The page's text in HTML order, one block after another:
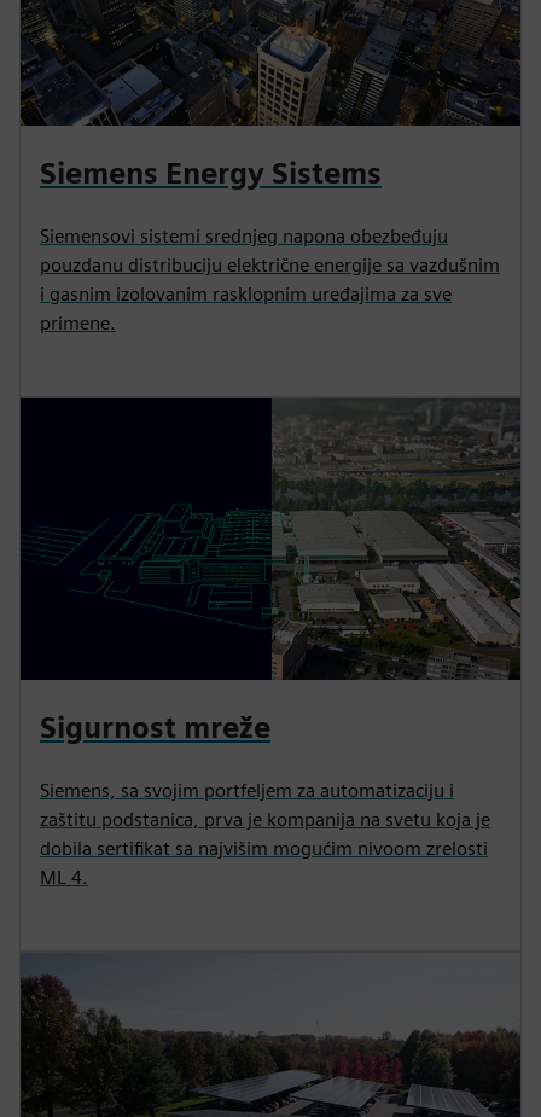
Siemens Energy Sistems
Siemensovi sistemi srednjeg napona obezbeđuju
pouzdanu distribuciju električne energije sa vazdušnim
i gasnim izolovanim rasklopnim uređajima za sve
primene.
Sigurnost mreže
Siemens, sa svojim portfeljem za automatizaciju i
zaštitu podstanica, prva je kompanija na svetu koja je
dobila sertifikat sa najvišim mogućim nivoom zrelosti
ML 4.